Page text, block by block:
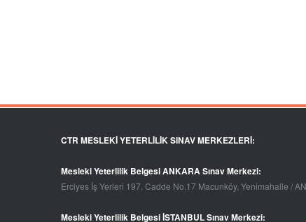
CTR MESLEKİ YETERLİLİK SINAV MERKEZLERİ:
Mesleki Yeterlilik Belgesi ANKARA Sınav Merkezi:
Erciyes İş Yerleri 197. Cadde No.17 Macunköy, Yenimahalle /
Mesleki Yeterlilik Belgesi İSTANBUL Sınav Merkezi: